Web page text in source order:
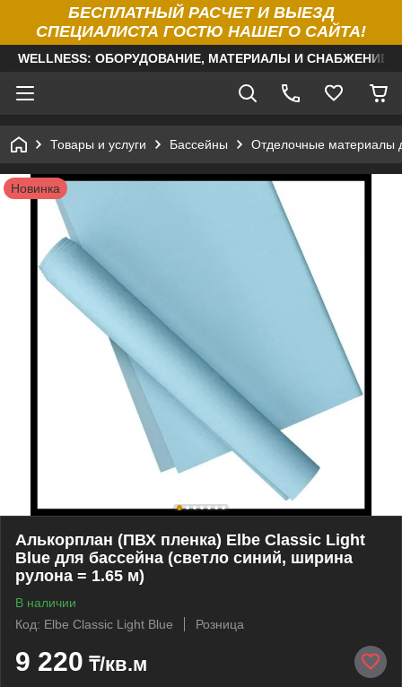
БЕСПЛАТНЫЙ РАСЧЕТ И ВЫЕЗД
СПЕЦИАЛИСТА ГОСТЮ НАШЕГО САЙТА!
WELLNESS: ОБОРУДОВАНИЕ, МАТЕРИАЛЫ И
Товары и услуги Бассейны Отделочные материалы
Новинка
Алькорплан (ПВХ пленка) Elbe Classic Light
Blue для бассейна (светло синий, ширина
рулона = 1.65 м)
В наличии
Код: Elbe Classic Light Blue
Розница
9 220 ₸/кв.м